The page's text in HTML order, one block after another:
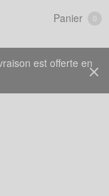
est offerte en
Panier